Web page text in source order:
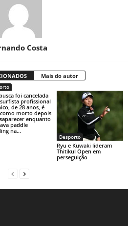
Costa
Mais do autor
foi cancelada
profissional
de 28 anos, é
morto depois
enquanto
paddle
na...
Desporto
Ryu e Kuwaki lideram
Thitikul Open em
perseguição